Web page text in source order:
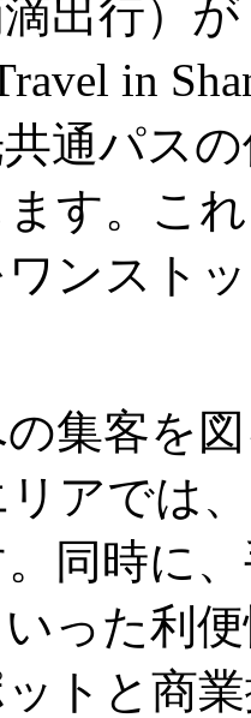
出行）
in
通パス
す。こ
ンスト
集客を
リアでは
同時に
った利
トと商